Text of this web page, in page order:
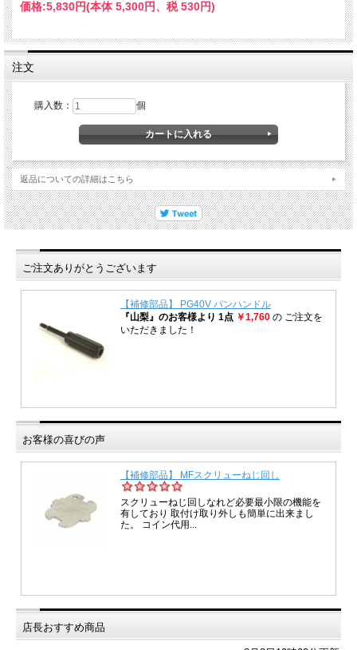
価格:5,830円(本体 5,300円、税 530円)
注文
購入数： 個
返品についての詳細はこちら
ご注文ありがとうございます
お客様の喜びの声
店長おすすめ商品